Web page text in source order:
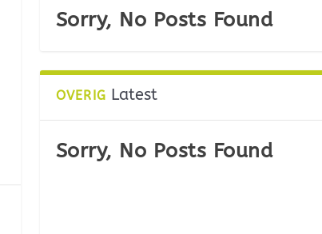
Sorry, No Posts Found
OVERIG Latest
Sorry, No Posts Found